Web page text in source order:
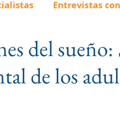
Entrevistas
La voz del adulto mayor
tu Memoria
del sueño:
de los